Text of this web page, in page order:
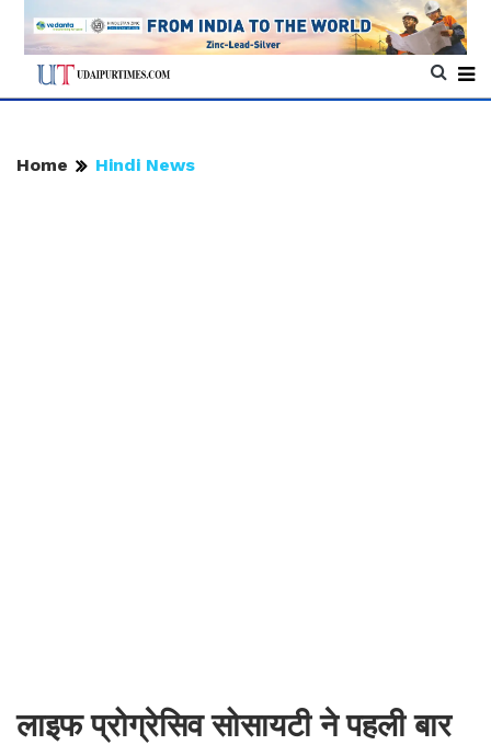
Home Hindi News
लाइफ प्रोग्रेसिव सोसायटी ने पहली बार